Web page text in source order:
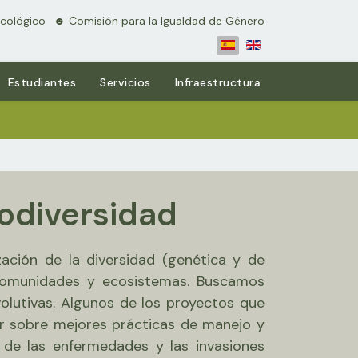
⠀☻ Comisión para la Igualdad de Género
Estudiantes Servicios Infraestructura
de la diversidad (genética y de
y ecosistemas. Buscamos
Algunos de los proyectos que
sobre mejores prácticas de manejo y
las enfermedades y las invasiones